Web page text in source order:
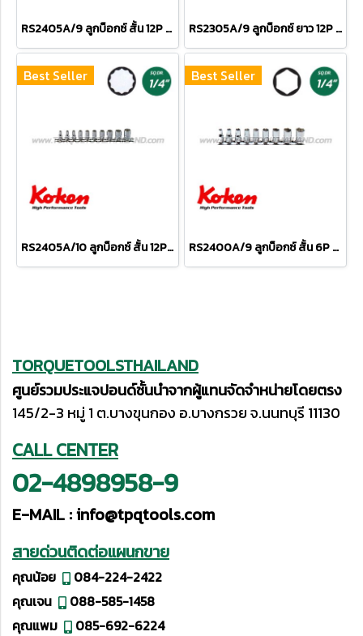
RS2405A/9 ลูกบ็อกซ์ สั้น 12P ชุด 9 ชิ้น (SQ.DR.1/4") Socket Set on Rail RS2305A/9 ลูกบ็อกซ์ ยาว 12P ชุด 9 ชิ้น (SQ.DR.1/4") Deep Socket Set on Rail
Best Seller
RS2405A/10 ลูกบ็อกซ์ สั้น 12P ชุด 10 ชิ้น (SQ.DR.1/4") Socket Set on Rail
Best Seller
RS2400A/9 ลูกบ็อกซ์ สั้น 6P ชุด 9 ชิ้น (SQ.DR.1/4") Socket Set on Rail
TORQUETOOLSTHAILAND
ศูนย์รวมประแจปอนด์ชั้นนำจากผู้แทนจัดจำหน่ายโดยตรง
145/2-3 หมู่ 1 ต.บางขุนกอง อ.บางกรวย จ.นนทบุรี 11130
CALL CENTER
02-4898958-9
E-MAIL :info@tpqtools.com
สายด่วนติดต่อแผนกขาย
คุณน้อย
084-224-2422
คุณเจน
088-585-1458
คุณแพม
085-692-6224